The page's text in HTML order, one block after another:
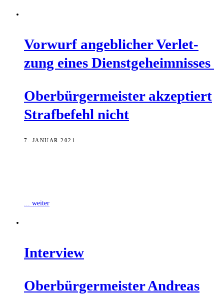
Vor­wurf angeb­li­cher Ver­let­
zung eines Dienstgeheimnisses
Ober­bür­ger­meis­ter akzep­tiert
Straf­be­fehl nicht
7. JANUAR 2021
... weiter
Inter­view
Ober­bür­ger­meis­ter Andre­as